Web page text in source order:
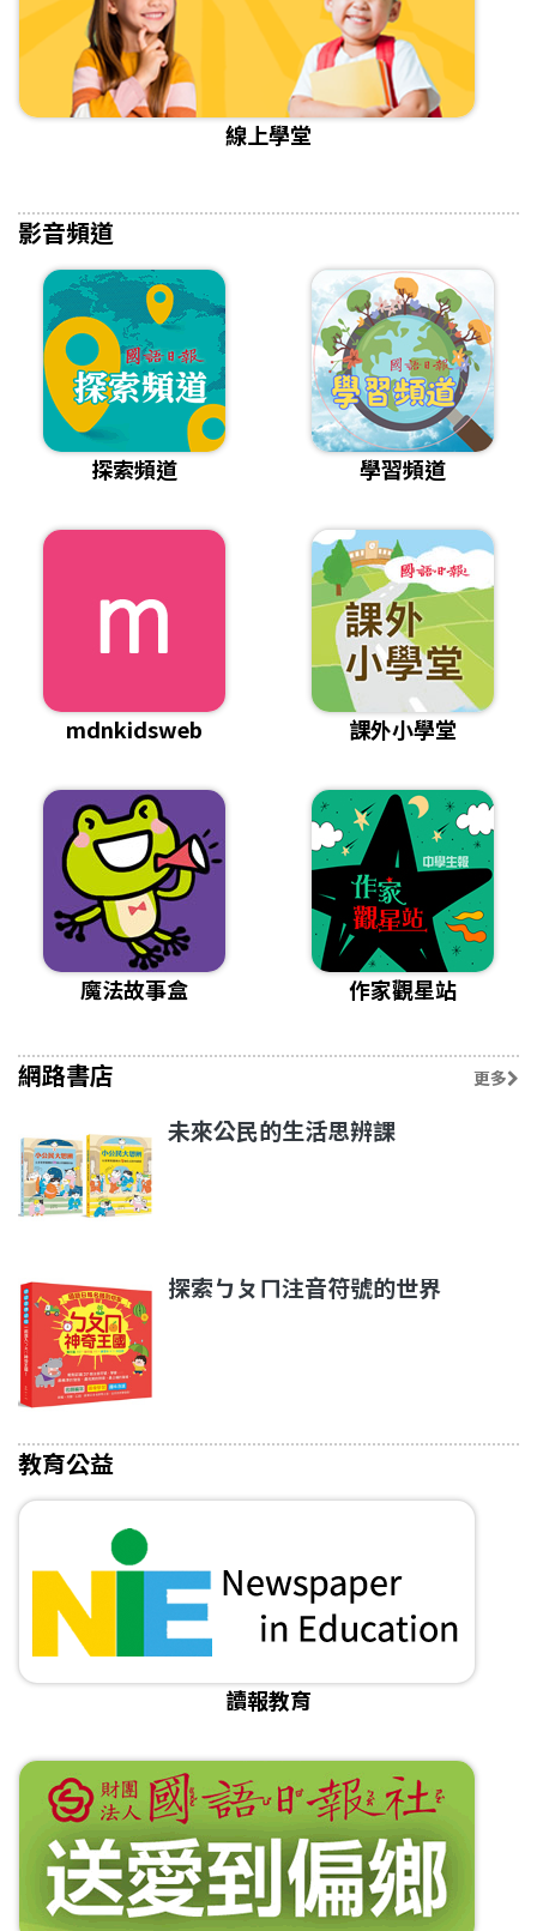
線上學堂
影音頻道
探索頻道 學習頻道
mdnkidsweb 課外小學堂
魔法故事盒 作家觀星站
網路書店 更多
未來公民的生活思辨課
探索ㄅㄆㄇ注音符號的世界
教育公益
讀報教育